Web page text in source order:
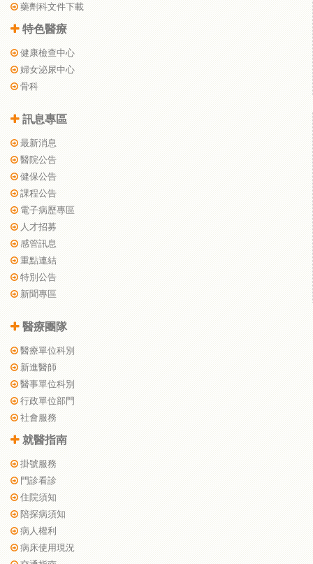
藥劑科文件下載
特色醫療
健康檢查中心
婦女泌尿中心
骨科
訊息專區
最新消息
醫院公告
健保公告
課程公告
電子病歷專區
人才招募
感管訊息
重點連結
特別公告
新聞專區
醫療團隊
醫療單位科別
新進醫師
醫事單位科別
行政單位部門
社會服務
就醫指南
掛號服務
門診看診
住院須知
陪探病須知
病人權利
病床使用現況